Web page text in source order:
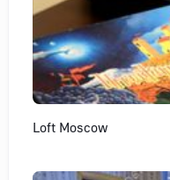
Loft Moscow